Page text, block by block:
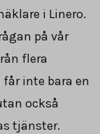
i Linero.
på vår
flera
inte bara en
också
tjänster.